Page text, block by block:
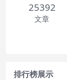
25392
文章
排行榜展示